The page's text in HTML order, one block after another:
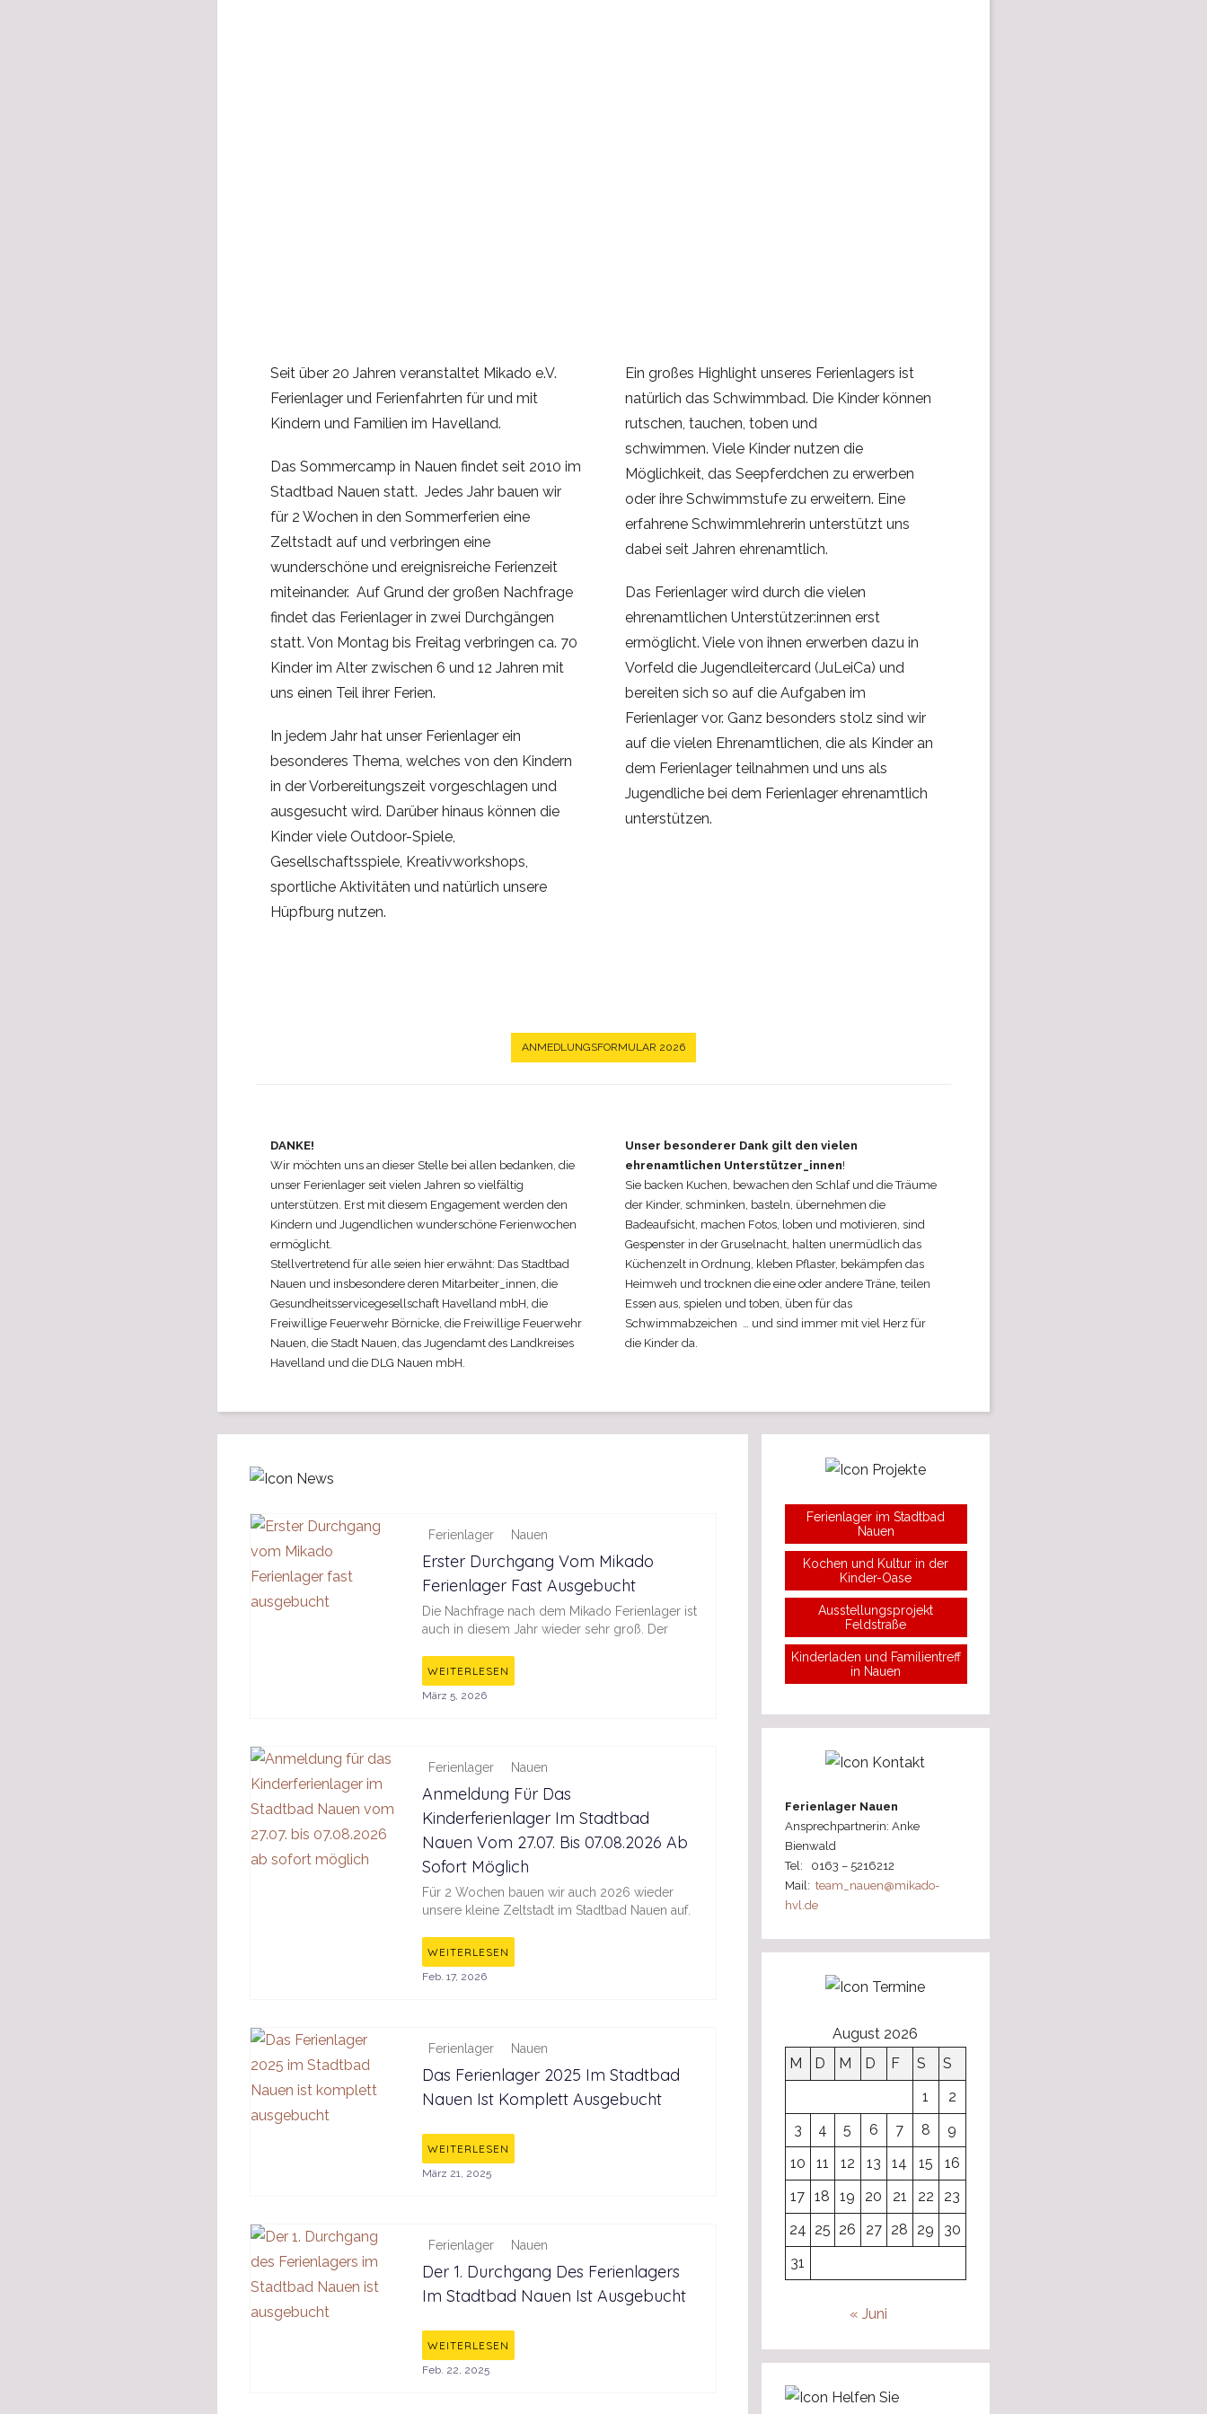
Seit über 20 Jahren veranstaltet Mikado e.V.
Ferienlager und Ferienfahrten für und mit
Kindern und Familien im Havelland.
Das Sommercamp in Nauen findet seit 2010 im
Stadtbad Nauen statt. Jedes Jahr bauen wir
für 2 Wochen in den Sommerferien eine
Zeltstadt auf und verbringen eine
wunderschöne und ereignisreiche Ferienzeit
miteinander. Auf Grund der großen Nachfrage
findet das Ferienlager in zwei Durchgängen
statt. Von Montag bis Freitag verbringen ca. 70
Kinder im Alter zwischen 6 und 12 Jahren mit
uns einen Teil ihrer Ferien.
In jedem Jahr hat unser Ferienlager ein
besonderes Thema, welches von den Kindern
in der Vorbereitungszeit vorgeschlagen und
ausgesucht wird. Darüber hinaus können die
Kinder viele Outdoor-Spiele,
Gesellschaftsspiele, Kreativworkshops,
sportliche Aktivitäten und natürlich unsere
Hüpfburg nutzen.
Ein großes Highlight unseres Ferienlagers ist
natürlich das Schwimmbad. Die Kinder können
rutschen, tauchen, toben und
schwimmen. Viele Kinder nutzen die
Möglichkeit, das Seepferdchen zu erwerben
oder ihre Schwimmstufe zu erweitern. Eine
erfahrene Schwimmlehrerin unterstützt uns
dabei seit Jahren ehrenamtlich.
Das Ferienlager wird durch die vielen
ehrenamtlichen Unterstützer:innen erst
ermöglicht. Viele von ihnen erwerben dazu in
Vorfeld die Jugendleitercard (JuLeiCa) und
bereiten sich so auf die Aufgaben im
Ferienlager vor. Ganz besonders stolz sind wir
auf die vielen Ehrenamtlichen, die als Kinder an
dem Ferienlager teilnahmen und uns als
Jugendliche bei dem Ferienlager ehrenamtlich
unterstützen.
ANMEDLUNGSFORMULAR 2026
DANKE!
Wir möchten uns an dieser Stelle bei allen bedanken, die
unser Ferienlager seit vielen Jahren so vielfältig
unterstützen. Erst mit diesem Engagement werden den
Kindern und Jugendlichen wunderschöne Ferienwochen
ermöglicht.
Stellvertretend für alle seien hier erwähnt: Das Stadtbad
Nauen und insbesondere deren Mitarbeiter_innen, die
Gesundheitsservicegesellschaft Havelland mbH, die
Freiwillige Feuerwehr Börnicke, die Freiwillige Feuerwehr
Nauen, die Stadt Nauen, das Jugendamt des Landkreises
Havelland und die DLG Nauen mbH.
Unser besonderer Dank gilt den vielen
ehrenamtlichen Unterstützer_innen!
Sie backen Kuchen, bewachen den Schlaf und die Träume
der Kinder, schminken, basteln, übernehmen die
Badeaufsicht, machen Fotos, loben und motivieren, sind
Gespenster in der Gruselnacht, halten unermüdlich das
Küchenzelt in Ordnung, kleben Pflaster, bekämpfen das
Heimweh und trocknen die eine oder andere Träne, teilen
Essen aus, spielen und toben, üben für das
Schwimmabzeichen … und sind immer mit viel Herz für
die Kinder da.
Ferienlager Nauen
Erster Durchgang Vom Mikado
Ferienlager Fast Ausgebucht
Die Nachfrage nach dem Mikado Ferienlager ist
auch in diesem Jahr wieder sehr groß. Der
WEITERLESEN
März 5, 2026
Ferienlager Nauen
Anmeldung Für Das
Kinderferienlager Im Stadtbad
Nauen Vom 27.07. Bis 07.08.2026 Ab
Sofort Möglich
Für 2 Wochen bauen wir auch 2026 wieder
unsere kleine Zeltstadt im Stadtbad Nauen auf.
WEITERLESEN
Feb. 17, 2026
Ferienlager Nauen
Das Ferienlager 2025 Im Stadtbad
Nauen Ist Komplett Ausgebucht
WEITERLESEN
März 21, 2025
Ferienlager Nauen
Der 1. Durchgang Des Ferienlagers
Im Stadtbad Nauen Ist Ausgebucht
WEITERLESEN
Feb. 22, 2025
Ferienlager im Stadtbad
Nauen
Kochen und Kultur in der
Kinder-Oase
Ausstellungsprojekt
Feldstraße
Kinderladen und Familientreff
in Nauen
Ferienlager Nauen
Ansprechpartnerin: Anke
Bienwald
Tel: 0163 – 5216212
Mail: team_nauen@mikado-
hvl.de
August 2026
M
D M D F S
S
1
2
3
4 5 6 7 8
9
10
11 12 13 14 15
16
17 18 19 20 21 22
23
24 25 26 27 28 29
30
31
« Juni